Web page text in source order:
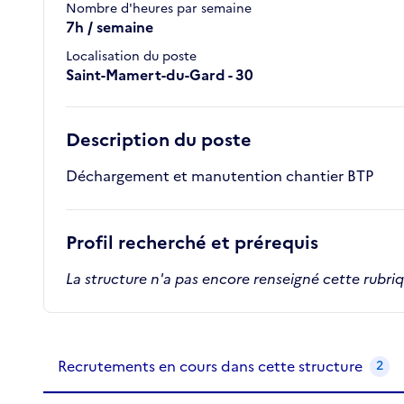
Nombre d'heures par semaine
7h / semaine
Localisation du poste
Saint-Mamert-du-Gard - 30
Description du poste
Déchargement et manutention chantier BTP
Profil recherché et prérequis
La structure n'a pas encore renseigné cette
Recrutements de la structure
Recrutements en cours dans cette structure 2